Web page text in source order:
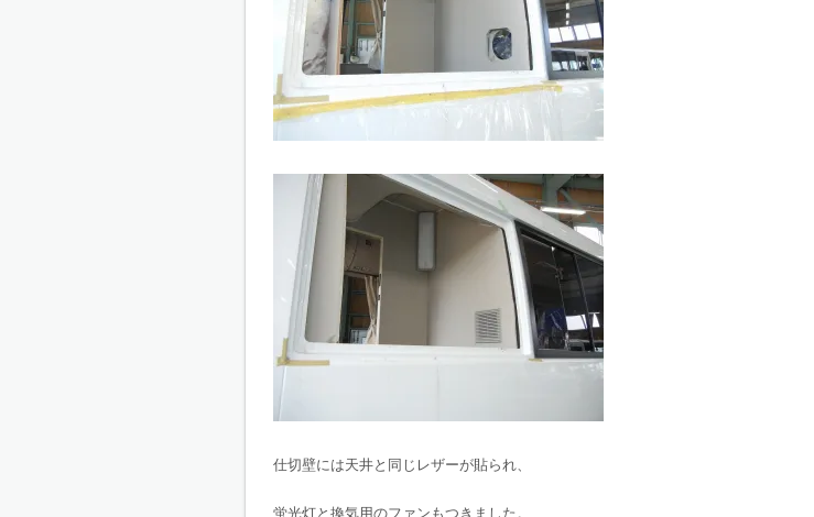
仕切壁には天井と同じレザーが貼られ、
蛍光灯と換気用のファンもつきました。